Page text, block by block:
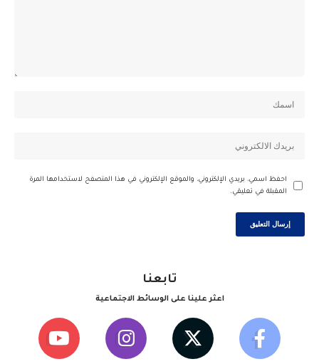
احفظ اسمي، بريدي الإلكتروني، والموقع الإلكتروني في هذا المتصفح لاستخدامها المرة
المقبلة في تعليقي.
تابعنا
اعثر علينا على الوسائط الاجتماعية